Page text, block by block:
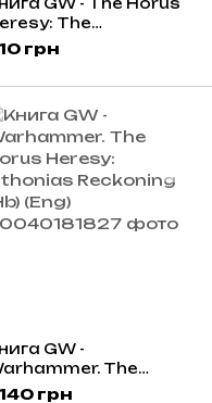
The
Empire
format) (Eng)
грн
GW -
The
Heresy:
грн